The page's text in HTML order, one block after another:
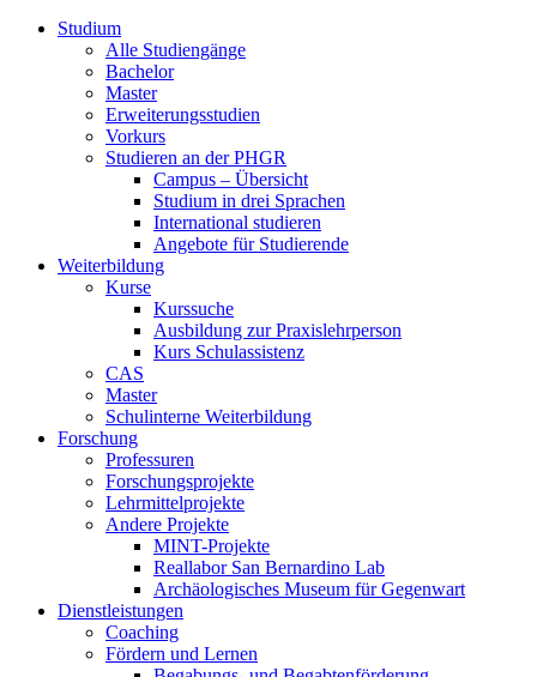
Studium
Alle Studiengänge
Bachelor
Master
Erweiterungsstudien
Vorkurs
Studieren an der PHGR
Campus – Übersicht
Studium in drei Sprachen
International studieren
Angebote für Studierende
Weiterbildung
Kurse
Kurssuche
Ausbildung zur Praxislehrperson
Kurs Schulassistenz
CAS
Master
Schulinterne Weiterbildung
Forschung
Professuren
Forschungsprojekte
Lehrmittelprojekte
Andere Projekte
MINT-Projekte
Reallabor San Bernardino Lab
Archäologisches Museum für Gegenwart
Dienstleistungen
Coaching
Fördern und Lernen